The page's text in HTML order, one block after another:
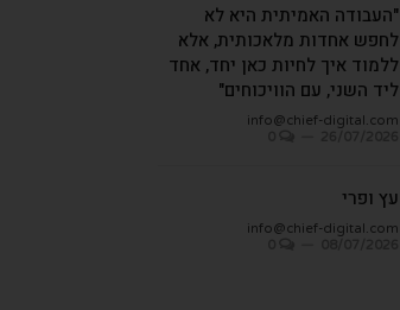
"העבודה האמיתית היא לא
לחפש אחדות מלאכותית, אלא
ללמוד איך לחיות כאן יחד, אחד
ליד השני, עם הוויכוחים"
info@chief-digital.com
עץ ופרי
info@chief-digital.com